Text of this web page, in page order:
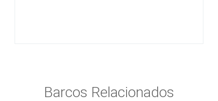
Barcos Relacionados